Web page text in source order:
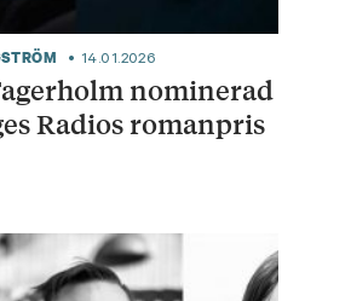
14.01.2026
nominerad
Radios romanpris